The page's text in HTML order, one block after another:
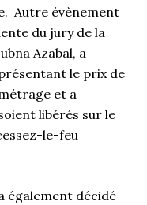
Autre évènement
du jury de la
Azabal, a
le prix de
et a
libérés sur le
le-feu
également décidé